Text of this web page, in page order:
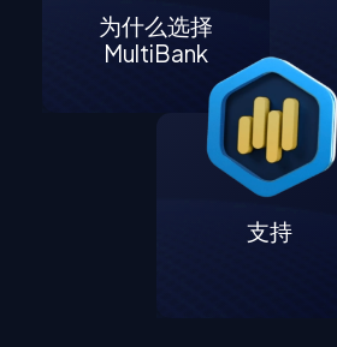
为什么选择
MultiBank
支持